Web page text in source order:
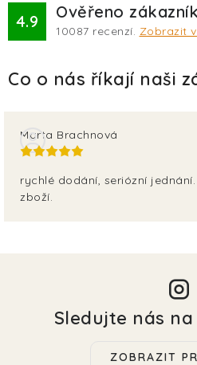
4.9 Ověřeno
10087 recenzí. Zobrazit
Marta Brachnová
rychlé dodání, seriózní
zboží.
Sledujte nás
ZOBRAZIT